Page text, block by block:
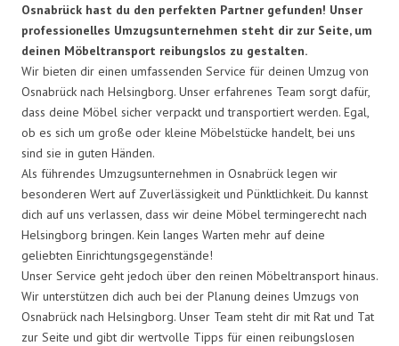
Osnabrück hast du den perfekten Partner gefunden! Unser
professionelles Umzugsunternehmen steht dir zur Seite, um
deinen Möbeltransport reibungslos zu gestalten.
Wir bieten dir einen umfassenden Service für deinen Umzug von
Osnabrück nach Helsingborg. Unser erfahrenes Team sorgt dafür,
dass deine Möbel sicher verpackt und transportiert werden. Egal,
ob es sich um große oder kleine Möbelstücke handelt, bei uns
sind sie in guten Händen.
Als führendes Umzugsunternehmen in Osnabrück legen wir
besonderen Wert auf Zuverlässigkeit und Pünktlichkeit. Du kannst
dich auf uns verlassen, dass wir deine Möbel termingerecht nach
Helsingborg bringen. Kein langes Warten mehr auf deine
geliebten Einrichtungsgegenstände!
Unser Service geht jedoch über den reinen Möbeltransport hinaus.
Wir unterstützen dich auch bei der Planung deines Umzugs von
Osnabrück nach Helsingborg. Unser Team steht dir mit Rat und Tat
zur Seite und gibt dir wertvolle Tipps für einen reibungslosen